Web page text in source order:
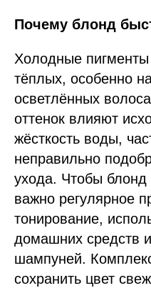
Почему блонд
Холодные
тёплых, особенно
осветлённых
оттенок влияют
жёсткость воды,
неправильно
ухода. Чтобы блонд
важно регулярное
тонирование,
домашних средств
шампуней.
сохранить цвет